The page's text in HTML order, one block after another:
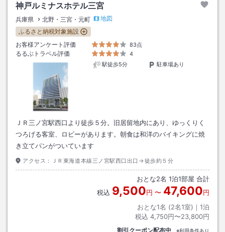
神戸ルミナスホテル三宮
兵庫県 北野・三宮・元町
地図
ふるさと納税対象施設
お客様アンケート評価
83点
るるぶトラベル評価
4
駅徒歩5分
駐車場あり
ＪＲ三ノ宮駅西口より徒歩５分。旧居留地内にあり、ゆっくりく
つろげる客室、ロビーがあります。朝食は和洋のバイキングに焼
き立てパンがついています
アクセス： ＪＲ東海道本線三ノ宮駅西口出口→徒歩約５分
おとな2名 1泊1部屋 合計
税込 9,500円 〜 47,600円
おとな1名 (2名1室)｜ 1泊
税込 4,750円〜23,800円
割引クーポン配布中 ※利用条件あり